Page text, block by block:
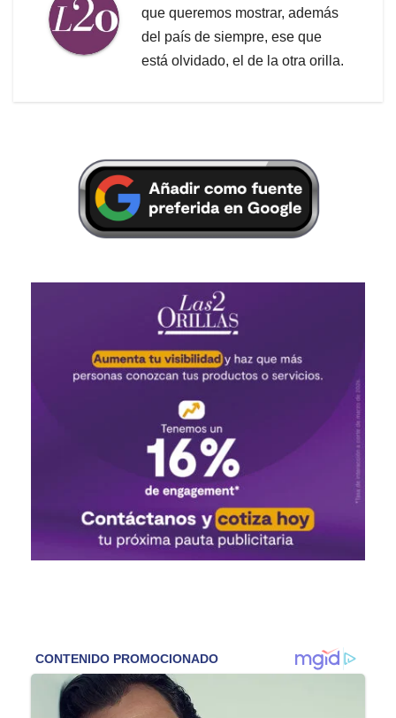
que queremos mostrar, además
del país de siempre, ese que
está olvidado, el de la otra orilla.